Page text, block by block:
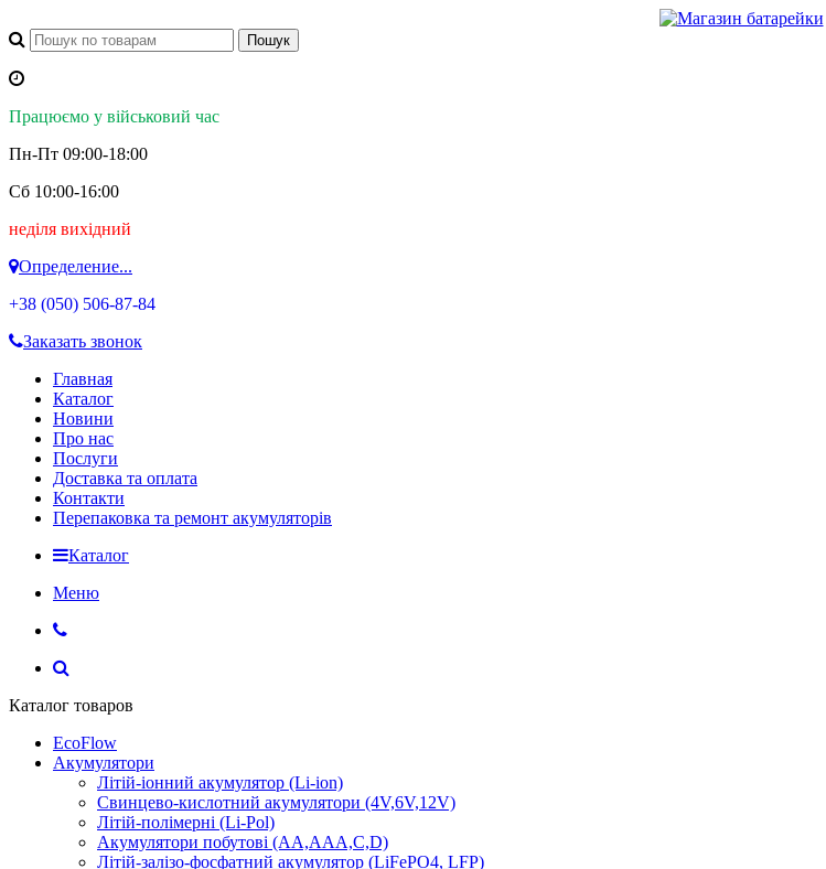
Працюємо у військовий час
Пн-Пт 09:00-18:00
Сб 10:00-16:00
неділя вихідний
Определение...
+38 (050) 506-87-84
Заказать звонок
Главная
Каталог
Новини
Про нас
Послуги
Доставка та оплата
Контакти
Перепаковка та ремонт акумуляторів
Каталог
Меню
Каталог товаров
EcoFlow
Акумулятори
Літій-іонний акумулятор (Li-ion)
Свинцево-кислотний акумулятори (4V,6V,12V)
Літій-полімерні (Li-Pol)
Акумулятори побутові (AA,AAA,C,D)
Літій-залізо-фосфатний акумулятор (LiFePO4, LFP)